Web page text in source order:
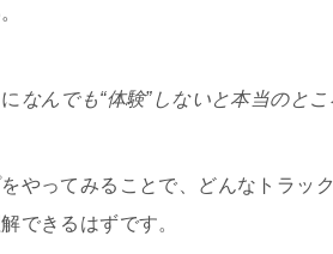
なんでも“体験”しないと本当のと
やってみることで、どんなトラッ
できるはずです。